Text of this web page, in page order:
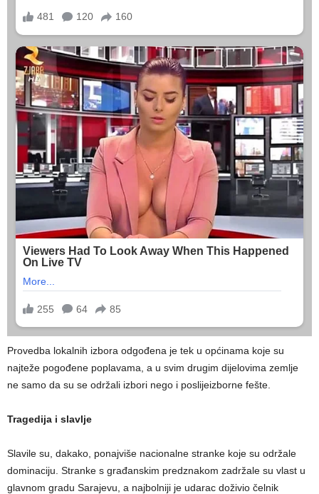
Provedba lokalnih izbora odgođena je tek u općinama koje su
najteže pogođene poplavama, a u svim drugim dijelovima zemlje
ne samo da su se održali izbori nego i poslijeizborne fešte.
Tragedija i slavlje
Slavile su, dakako, ponajviše nacionalne stranke koje su održale
dominaciju. Stranke s građanskim predznakom zadržale su vlast u
glavnom gradu Sarajevu, a najbolniji je udarac doživio čelnik